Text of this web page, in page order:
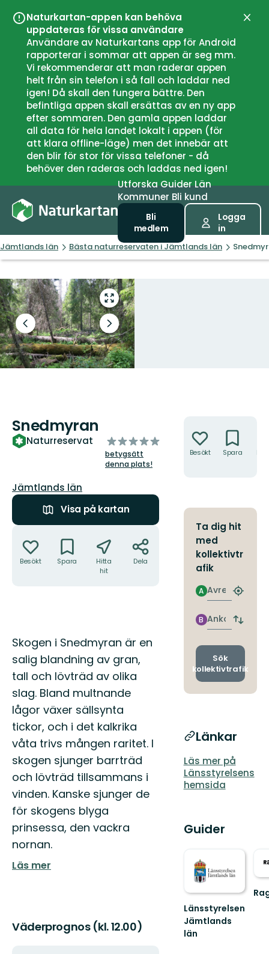
Naturkartan-appen kan behöva
uppdateras för vissa användare
Användare av Naturkartans app för Android
rapporterar i sommar att appen är seg mm.
Vi rekommenderar att man raderar appen
helt från sin telefon i så fall och laddar ned
igen! Då skall den fungera bättre. Den
befintliga appen skall ersättas av en ny app
efter sommaren. Den gamla appen laddar
all data för hela landet lokalt i appen (för
att klara offline-läge) men det innebär att
den blir för stor för vissa telefoner - då
behöver den raderas och laddas ned igen!
UtforskaGuiderLän
Kommuner Bli kund
Bli
medlem
Logga
in
Jämtlands län Bästa naturreservaten i Jämtlands län
Gå
till
helskärmsläge
Föregående
bild
Nästa
bildspel
Snedmyran
Naturreservat
av
5
stjärnor
betygsätt
denna plats!
Län:
Jämtlands län
Visa på kartan
Besökt Spara
Hitta
hit
Dela
Beskrivning
Skogen i Snedmyran är en
salig blandning av gran,
tall och lövträd av olika
slag. Bland multnande
lågor växer sällsynta
tickor, och i det kalkrika
våta trivs mången raritet. I
skogen sjunger barrträd
och lövträd tillsammans i
vinden. Kanske sjunger de
för skogens blyga
prinsessa, den vackra
nornan.
Läs mer
Väderprognos (kl. 12.00)
Besökt Spara
Ta dig hit
med
kollektivtr
afik
Avresa
A
Hitta
Ankomst
B
Byt
och
Sök
kollektivtrafik
Länkar
Läs mer på
Länsstyrelsens
hemsida
Guider
Länsstyrelsen
Jämtlands
län